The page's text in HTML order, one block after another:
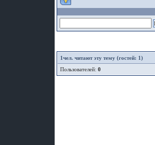
1чел. читают эту тему (гостей: 1)
Пользователей: 0